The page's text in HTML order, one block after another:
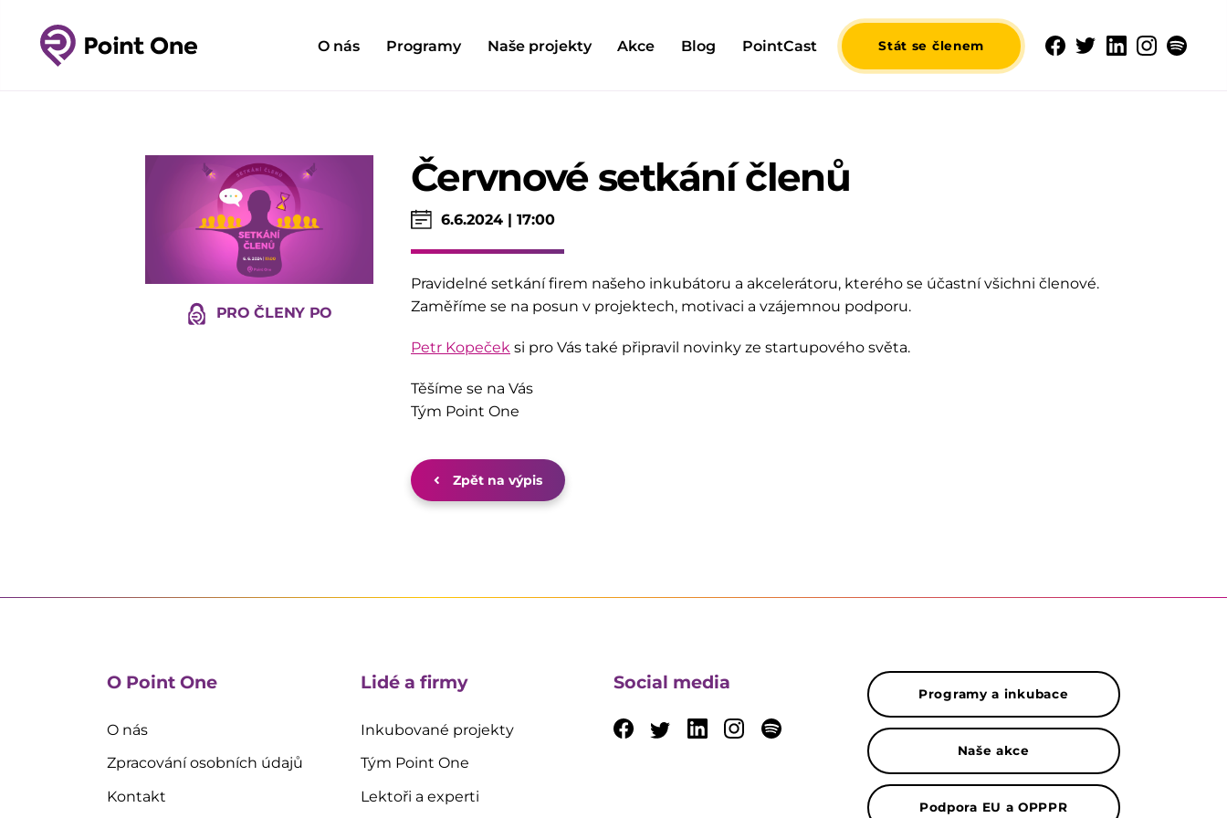
O nás Programy Naše projekty Akce Blog PointCast Stát se členem
PRO ČLENY PO
Červnové setkání členů
6.6.2024 | 17:00
Pravidelné setkání firem našeho inkubátoru a akcelerátoru, kterého se účastní všichni členové.
Zaměříme se na posun v projektech, motivaci a vzájemnou podporu.
Petr Kopeček si pro Vás také připravil novinky ze startupového světa.
Těšíme se na Vás
Tým Point One
Zpět na výpis
O Point One
O nás
Zpracování osobních údajů
Kontakt
Lidé a firmy
Inkubované projekty
Tým Point One
Lektoři a experti
Social media
Programy a inkubace
Naše akce
Podpora EU a OPPPR